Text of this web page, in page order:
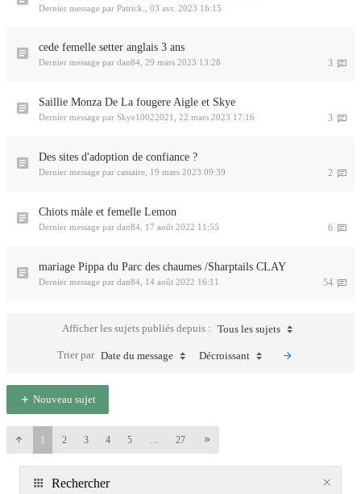
Dernier message par Patrick. 03 avr. 2023 16:15
cede femelle setter anglais 3 ans
3
Dernier message par dan84 29 mars 2023 13:28
Saillie Monza De La fougere Aigle et Skye
3
Dernier message par Skye10022021 22 mars 2023 17:16
Des sites d'adoption de confiance ?
2
Dernier message par cassaire 19 mars 2023 09:39
Chiots màle et femelle Lemon
6
Dernier message par dan84 17 août 2022 11:55
mariage Pippa du Parc des chaumes /Sharptails CLAY
54
Dernier message par dan84 14 août 2022 16:11
Afficher les sujets publiés depuis : Tous les sujets
Trier par Date du message Décroissant
Nouveau sujet
1 2 3 4 5 … 27
Rechercher